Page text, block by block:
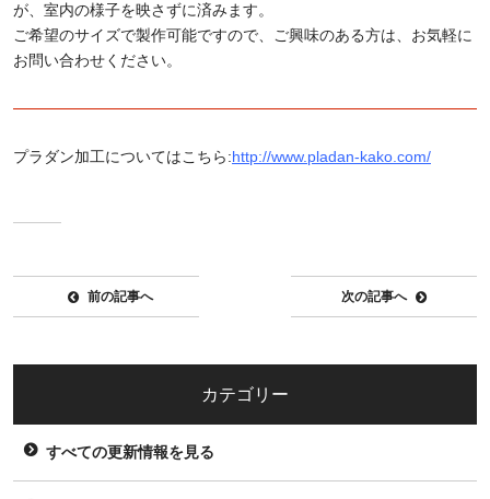
が、室内の様子を映さずに済みます。
ご希望のサイズで製作可能ですので、ご興味のある方は、お気軽に
お問い合わせください。
プラダン加工についてはこちら:http://www.pladan-kako.com/
前の記事へ 次の記事へ
カテゴリー
すべての更新情報を見る